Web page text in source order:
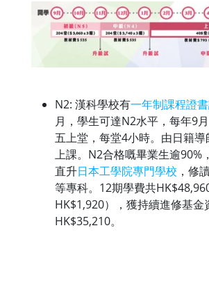
N2: 漢科學校有一年制課程證
月，學生可達N2水平，每年9
五上堂，每堂4小時。由日籍
上課。N2合格嘅畢業生逾90%
直升日本工學院專門學校 ，修
等專科。12期學費共
HK$1,920），獲持續進修基金
HK$35,210。